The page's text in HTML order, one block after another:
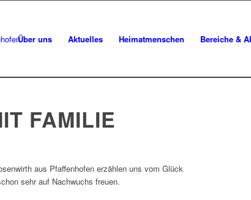
Über uns Aktuelles Heimatmenschen Bereiche &
FAMILIE
aus Pfaffenhofen erzählen uns vom Glück
sehr auf Nachwuchs freuen.